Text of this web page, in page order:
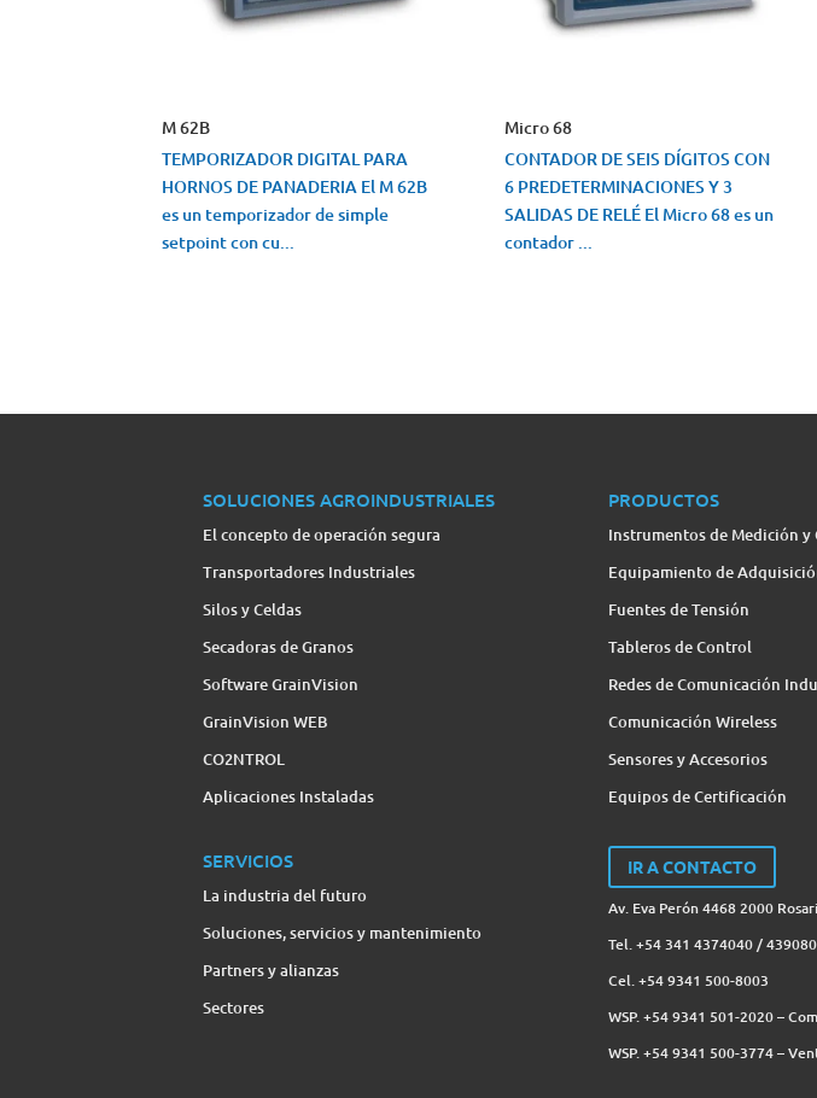
M 62B
TEMPORIZADOR DIGITAL PARA
HORNOS DE PANADERIA El M 62B
es un temporizador de simple
setpoint con cu...
Micro 68
CONTADOR DE SEIS DÍGITOS CON
6 PREDETERMINACIONES Y 3
SALIDAS DE RELÉ El Micro 68 es un
contador ...
SOLUCIONES AGROINDUSTRIALES
El concepto de operación segura
Transportadores Industriales
Silos y Celdas
Secadoras de Granos
Software GrainVision
GrainVision WEB
CO2NTROL
Aplicaciones Instaladas
SERVICIOS
La industria del futuro
Soluciones, servicios y mantenimiento
Partners y alianzas
Sectores
PRODUCTOS
Instrumentos de Medición y
Equipamiento de
Fuentes de Tensión
Tableros de Control
Redes de Comunicación
Comunicación Wireless
Sensores y Accesorios
Equipos de Certificación
IR A CONTACTO
Av. Eva Perón 4468 2000
Tel. +54 341 4374040 /
Cel. +54 9341 500-8003
WSP. +54 9341 501-2020 –
WSP. +54 9341 500-3774‬ –